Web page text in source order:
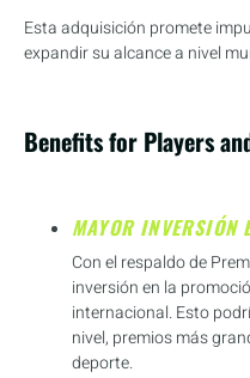
Esta adquisición promete
expandir su alcance a nivel
Benefits for Players
MAYOR INVERSIÓN
Con el respaldo de
inversión en la
internacional. Esto
nivel, premios más
deporte.